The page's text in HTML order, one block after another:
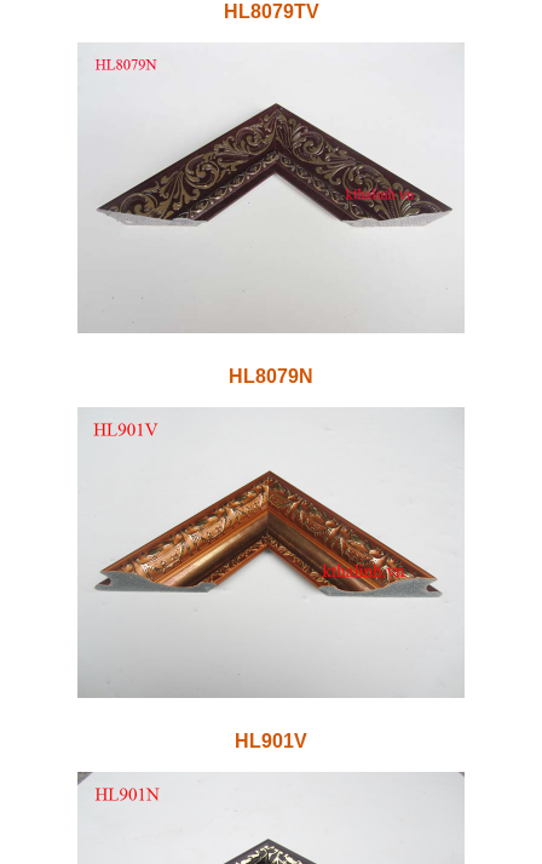
HL8079TV
HL8079N
HL901V